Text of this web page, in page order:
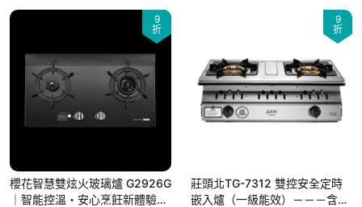
9
折
櫻花智慧雙炫火玻璃爐 G2926G
｜智能控溫・安心烹飪新體驗－
9
折
莊頭北TG-7312 雙控安全定時
嵌入爐（一級能效）－－－含基